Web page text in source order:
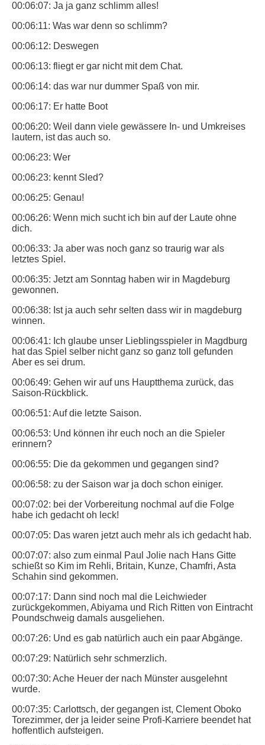
00:06:07: Ja ja ganz schlimm alles!
00:06:11: Was war denn so schlimm?
00:06:12: Deswegen
00:06:13: fliegt er gar nicht mit dem Chat.
00:06:14: das war nur dummer Spaß von mir.
00:06:17: Er hatte Boot
00:06:20: Weil dann viele gewässere In- und Umkreises
lautern, ist das auch so.
00:06:23: Wer
00:06:23: kennt Sled?
00:06:25: Genau!
00:06:26: Wenn mich sucht ich bin auf der Laute ohne
dich.
00:06:33: Ja aber was noch ganz so traurig war als
letztes Spiel.
00:06:35: Jetzt am Sonntag haben wir in Magdeburg
gewonnen.
00:06:38: Ist ja auch sehr selten dass wir in magdeburg
winnen.
00:06:41: Ich glaube unser Lieblingsspieler in Magdburg
hat das Spiel selber nicht ganz so ganz toll gefunden
Aber es sei drum.
00:06:49: Gehen wir auf uns Hauptthema zurück, das
Saison-Rückblick.
00:06:51: Auf die letzte Saison.
00:06:53: Und können ihr euch noch an die Spieler
erinnern?
00:06:55: Die da gekommen und gegangen sind?
00:06:58: zu der Saison war ja doch schon einiger.
00:07:02: bei der Vorbereitung nochmal auf die Folge
habe ich gedacht oh leck!
00:07:05: Das waren jetzt auch mehr als ich gedacht hab.
00:07:07: also zum einmal Paul Jolie nach Hans Gitte
schießt so Kim im Rehli, Britain, Kunze, Chamfri, Asta
Schahin sind gekommen.
00:07:17: Dann sind noch mal die Leichwieder
zurückgekommen, Abiyama und Rich Ritten von Eintracht
Poundschweig damals ausgeliehen.
00:07:26: Und es gab natürlich auch ein paar Abgänge.
00:07:29: Natürlich sehr schmerzlich.
00:07:30: Ache Heuer der nach Münster ausgelehnt
wurde.
00:07:35: Carlottsch, der gegangen ist, Clement Oboko
Torezimmer, der ja leider seine Profi-Karriere beendet hat
hoffentlich aufsteigen.